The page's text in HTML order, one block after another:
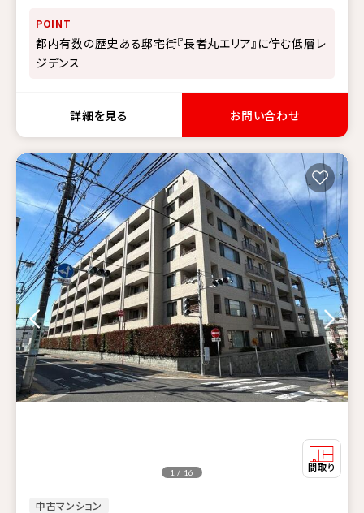
POINT
都内有数の歴史ある邸宅街『長者丸エリア』に佇む低層レ
ジデンス
詳細を見る お問い合わせ
中古マンション
1 / 16